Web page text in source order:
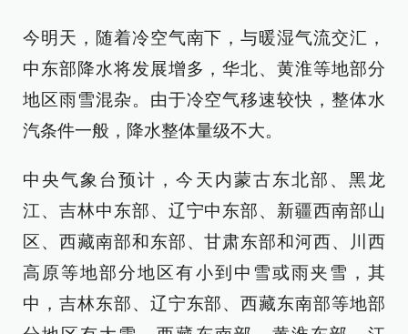
今明天，随着冷空气南下，与暖湿气流交汇，
中东部降水将发展增多，华北、黄淮等地部分
地区雨雪混杂。由于冷空气移速较快，整体水
汽条件一般，降水整体量级不大。
中央气象台预计，今天内蒙古东北部、黑龙
江、吉林中东部、辽宁中东部、新疆西南部山
区、西藏南部和东部、甘肃东部和河西、川西
高原等地部分地区有小到中雪或雨夹雪，其
中，吉林东部、辽宁东部、西藏东南部等地部